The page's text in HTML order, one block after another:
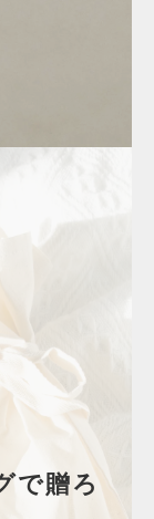
で贈ろ